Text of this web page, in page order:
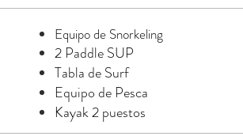
Equipo de Snorkeling
2 Paddle SUP
Tabla de Surf
Equipo de Pesca
Kayak 2 puestos